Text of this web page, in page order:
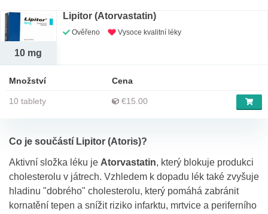
Lipitor (Atorvastatin)
Ověřeno Vysoce kvalitní léky
10 mg
Množství Cena
10 tablety €15.00
Co je součástí Lipitor (Atoris)?
Aktivní složka léku je Atorvastatin, který blokuje produkci
cholesterolu v játrech. Vzhledem k dopadu lék také zvyšuje
hladinu "dobrého" cholesterolu, který pomáhá zabránit
kornatění tepen a snížit riziko infarktu, mrtvice a periferního